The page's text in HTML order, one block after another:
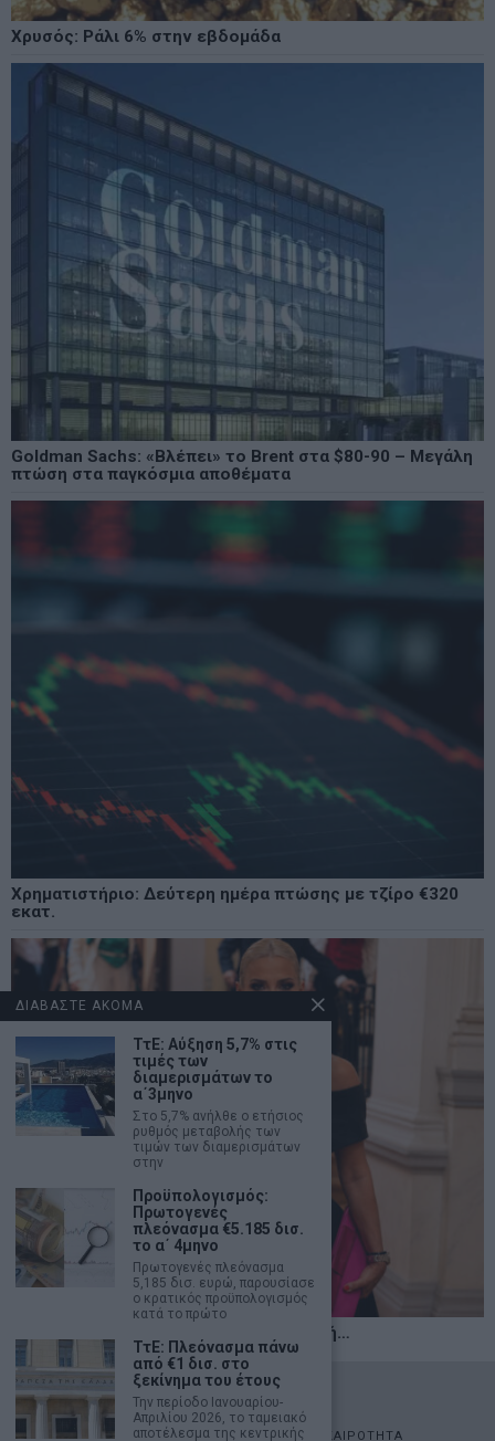
Χρυσός: Ράλι 6% στην εβδομάδα
Goldman Sachs: «Βλέπει» το Brent στα $80-90 – Μεγάλη
πτώση στα παγκόσμια αποθέματα
Χρηματιστήριο: Δεύτερη ημέρα πτώσης με τζίρο €320
εκατ.
Η αληθινή παιδεία ξεκινά από την ψυχή…
© 2026 - marketnews.gr - All Rights Reserved
ΑΡΧΙΚΗ ΟΙΚΟΝΟΜΙΑ ΠΟΛΙΤΙΚΗ ΑΓΟΡΕΣ ΕΠΙΚΑΙΡΟΤΗΤΑ
ΔΙΑΒΑΣΤΕ ΑΚΟΜΑ
ΤτΕ: Αύξηση 5,7% στις
τιμές των
διαμερισμάτων το
α΄3μηνο
Στο 5,7% ανήλθε ο ετήσιος
ρυθμός μεταβολής των
τιμών των διαμερισμάτων
στην
Προϋπολογισμός:
Πρωτογενές
πλεόνασμα €5.185 δισ.
το α΄ 4μηνο
Πρωτογενές πλεόνασμα
5,185 δισ. ευρώ, παρουσίασε
ο κρατικός προϋπολογισμός
κατά το πρώτο
ΤτΕ: Πλεόνασμα πάνω
από €1 δισ. στο
ξεκίνημα του έτους
Την περίοδο Ιανουαρίου-
Απριλίου 2026, το ταμειακό
αποτέλεσμα της κεντρικής